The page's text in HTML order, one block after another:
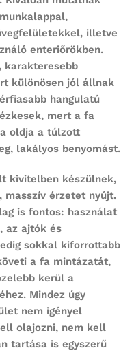
illetve
enteriőrökben.
karakteresebb
különösen jól állnak
hangulatú
mert a fa
oldja a túlzott
lakályos benyomást.
kivitelben készülnek,
masszív érzetet nyújt.
is fontos: használat
az ajtók és
sokkal kiforrottabb
a fa mintázatát,
kerül a
Mindez úgy
nem igényel
olajozni, nem kell
tartása is egyszerű